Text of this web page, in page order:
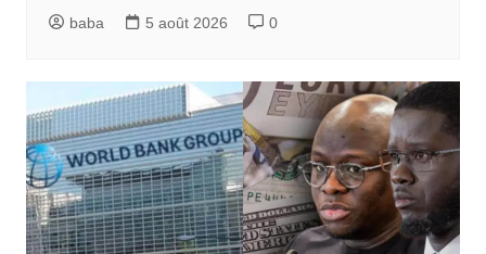
baba 5 août 2026 0